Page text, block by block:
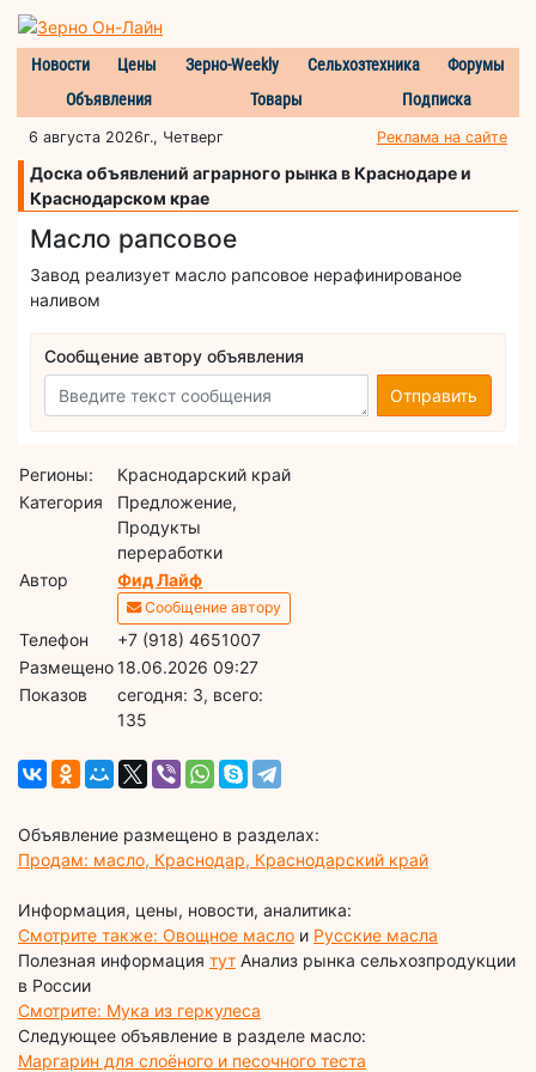
Новости Цены Зерно-Weekly Сельхозтехника
Форумы
Объявления
Товары Подписка
6 августа 2026г., Четверг Реклама на сайте
Доска объявлений аграрного рынка в Краснодаре и
Краснодарском крае
Масло рапсовое
Завод реализует масло рапсовое нерафинированое
наливом
Сообщение автору объявления
Отправить
Регионы:
Краснодарский край
Категория
Предложение,
Продукты
переработки
Автор
Фид Лайф
Сообщение автору
Телефон
+7 (918) 4651007
Размещено18.06.2026 09:27
Показов
cегодня: 3, всего:
135
Объявление размещено в разделах:
Продам: масло, Краснодар, Краснодарский край
Информация, цены, новости, аналитика:
Смотрите также: Овощное масло и Русские масла
Полезная информация тут Анализ рынка сельхозпродукции
в России
Смотрите: Мука из геркулеса
Следующее объявление в разделе масло:
Маргарин для слоёного и песочного теста